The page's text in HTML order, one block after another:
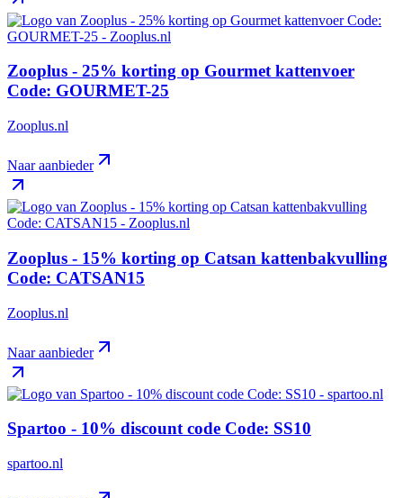
Zooplus - 25% korting op Gourmet kattenvoer
Code: GOURMET-25
Zooplus.nl
Naar aanbieder
Zooplus - 15% korting op Catsan kattenbakvulling
Code: CATSAN15
Zooplus.nl
Naar aanbieder
Spartoo - 10% discount code Code: SS10
spartoo.nl